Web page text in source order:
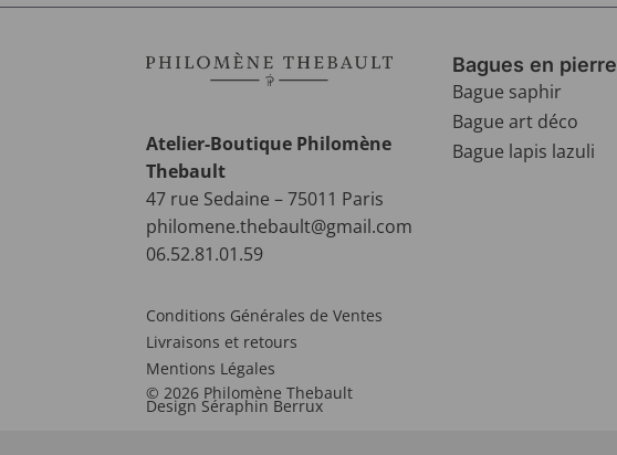
Atelier-Boutique Philomène
Thebault
47 rue Sedaine – 75011 Paris
philomene.thebault@gmail.com
06.52.81.01.59
Bagues en pierre
Bague saphir
Bague art déco
Bague lapis lazuli
Conditions Générales de Ventes
Livraisons et retours
Mentions Légales
© 2026 Philomène Thebault
Design Séraphin Berrux